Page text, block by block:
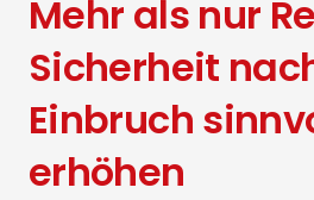
Mehr als nur
Sicherheit
Einbruch
erhöhen